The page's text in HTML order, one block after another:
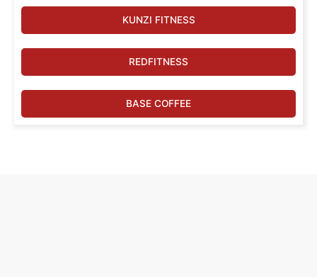
KUNZI FITNESS
REDFITNESS
BASE COFFEE